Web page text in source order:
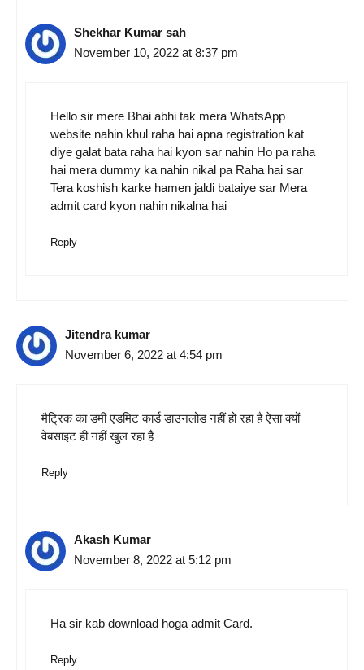
Shekhar Kumar sah
November 10, 2022 at 8:37 pm
Hello sir mere Bhai abhi tak mera WhatsApp
website nahin khul raha hai apna registration kat
diye galat bata raha hai kyon sar nahin Ho pa raha
hai mera dummy ka nahin nikal pa Raha hai sar
Tera koshish karke hamen jaldi bataiye sar Mera
admit card kyon nahin nikalna hai
Reply
Jitendra kumar
November 6, 2022 at 4:54 pm
मैट्रिक का डमी एडमिट कार्ड डाउनलोड नहीं हो रहा है ऐसा क्यों
वेबसाइट ही नहीं खुल रहा है
Reply
Akash Kumar
November 8, 2022 at 5:12 pm
Ha sir kab download hoga admit Card.
Reply